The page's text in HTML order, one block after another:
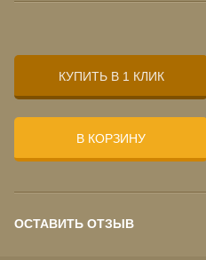
КУПИТЬ В 1 КЛИК
В КОРЗИНУ
ОСТАВИТЬ ОТЗЫВ